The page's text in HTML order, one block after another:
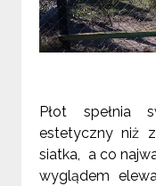
Płot spełnia
estetyczny niż
siatka, a co
wyglądem